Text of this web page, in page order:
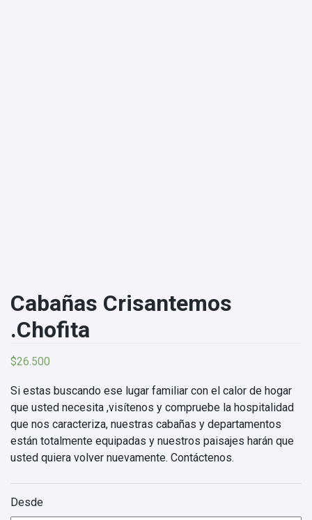
Cabañas Crisantemos
.Chofita
$26.500
Si estas buscando ese lugar familiar con el calor de hogar
que usted necesita ,visítenos y compruebe la hospitalidad
que nos caracteriza, nuestras cabañas y departamentos
están totalmente equipadas y nuestros paisajes harán que
usted quiera volver nuevamente. Contáctenos.
Desde